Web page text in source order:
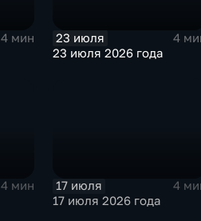
4 мин
23 июля
4
23 июля 2026 года
4 мин
17 июля
4
17 июля 2026 года